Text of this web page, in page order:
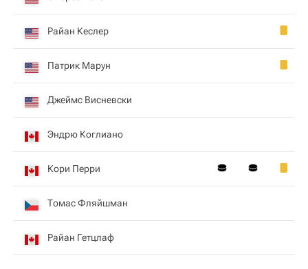
Райан Кеслер
Патрик Марун
Джеймс Висневски
Эндрю Коглиано
Кори Перри
Томас Фляйшман
Райан Гетцлаф